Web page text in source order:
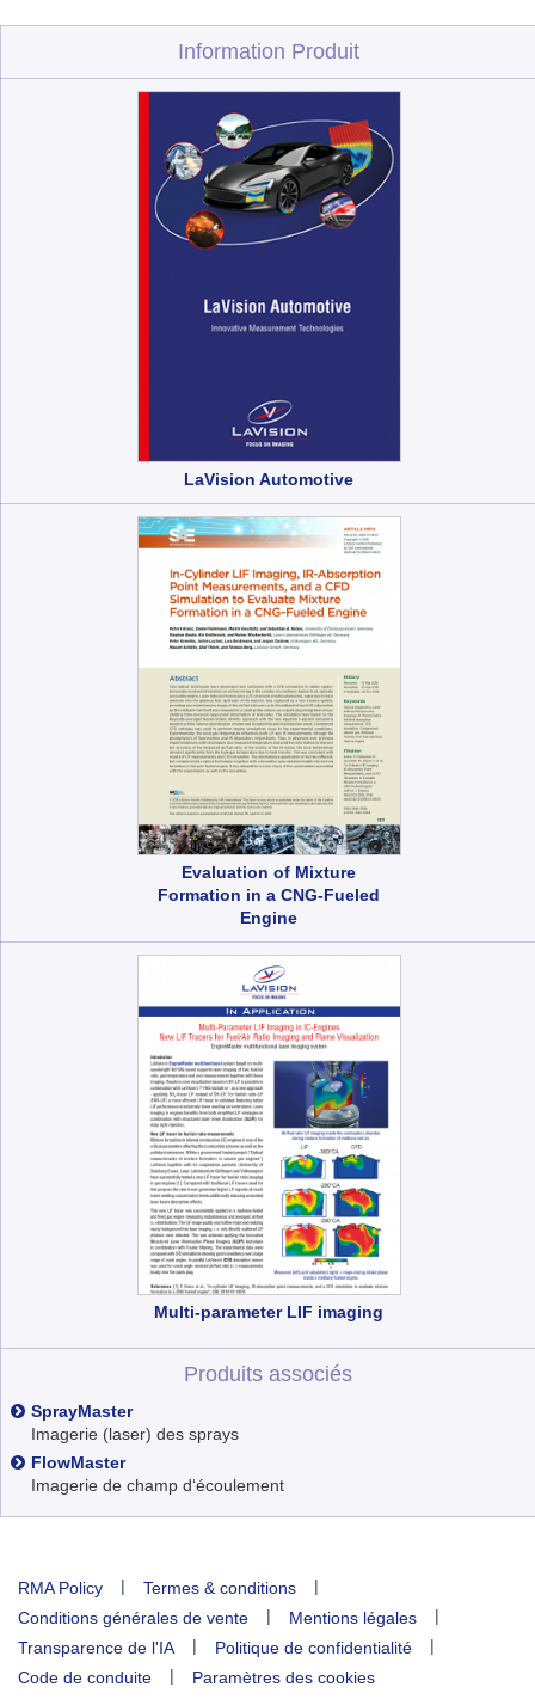
Information Produit
LaVision Automotive
Evaluation of Mixture
Formation in a CNG-Fueled
Engine
Multi-parameter LIF imaging
Produits associés
SprayMaster
Imagerie (laser) des sprays
FlowMaster
Imagerie de champ d‘écoulement
RMA Policy | Termes & conditions
|
Conditions générales de vente
| Mentions légales
|
Transparence de l'IA
| Politique de confidentialité
|
Code de conduite
| Paramètres des cookies